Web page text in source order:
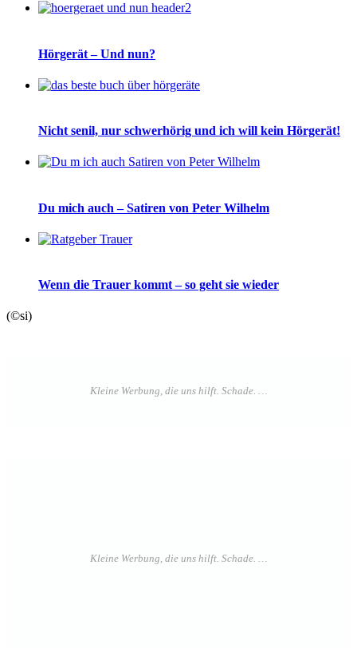
Hörgerät – Und nun?
Nicht senil, nur schwerhörig und ich will kein Hörgerät!
Du mich auch – Satiren von Peter Wilhelm
Wenn die Trauer kommt – so geht sie wieder
(©si)